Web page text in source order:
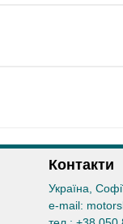
Контакти
Україна,
e-mail: